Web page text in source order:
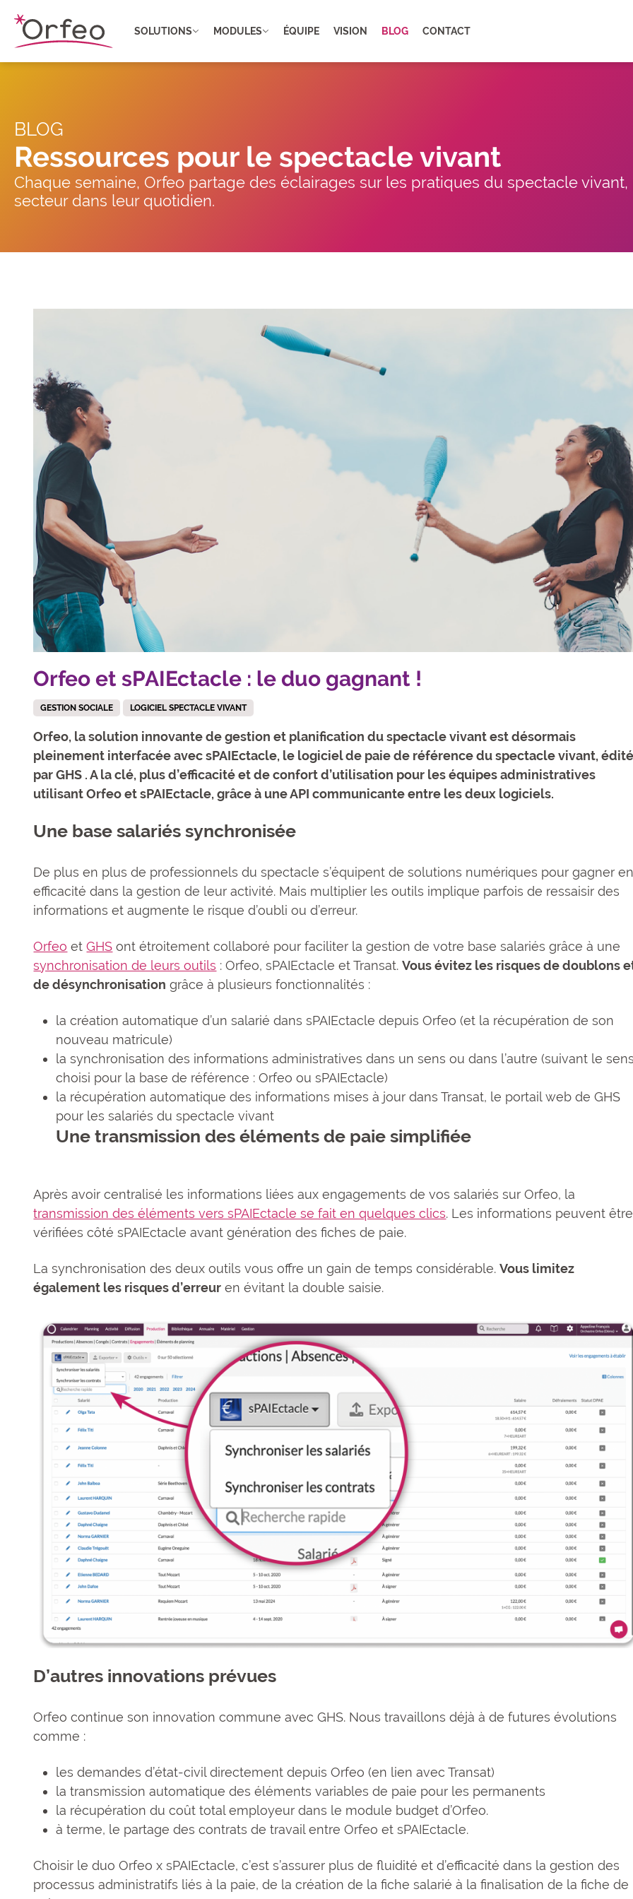
SOLUTIONS MODULES ÉQUIPE VISION BLOG CONTACT
BLOG
Ressources pour le spectacle vivant
Chaque semaine, Orfeo partage des éclairages sur les pratiques du spectacle
secteur dans leur quotidien.
Orfeo et sPAIEctacle : le duo gagnant !
GESTION SOCIALE LOGICIEL SPECTACLE VIVANT
Orfeo, la solution innovante de gestion et planification du spectacle vivant est désormais
pleinement interfacée avec sPAIEctacle, le logiciel de paie de référence du spectacle vivant, édité
par GHS . A la clé, plus d’efficacité et de confort d’utilisation pour les équipes administratives
utilisant Orfeo et sPAIEctacle, grâce à une API communicante entre les deux logiciels.
Une base salariés synchronisée
De plus en plus de professionnels du spectacle s’équipent de solutions numériques pour gagner en
efficacité dans la gestion de leur activité. Mais multiplier les outils implique parfois de ressaisir des
informations et augmente le risque d’oubli ou d’erreur.
Orfeo etGHS ont étroitement collaboré pour faciliter la gestion de votre base salariés grâce à une
synchronisation de leurs outils : Orfeo, sPAIEctacle et Transat.Vous évitez les risques de doublons
de désynchronisation grâce à plusieurs fonctionnalités :
la création automatique d’un salarié dans sPAIEctacle depuis Orfeo (et la récupération de son
nouveau matricule)
la synchronisation des informations administratives dans un sens ou dans l’autre (suivant le sens
choisi pour la base de référence : Orfeo ou sPAIEctacle)
la récupération automatique des informations mises à jour dans Transat, le portail web de GHS
pour les salariés du spectacle vivant
Une transmission des éléments de paie simplifiée
Après avoir centralisé les informations liées aux engagements de vos salariés sur Orfeo, la
transmission des éléments vers sPAIEctacle se fait en quelques clics. Les informations peuvent être
vérifiées côté sPAIEctacle avant génération des fiches de paie.
La synchronisation des deux outils vous offre un gain de temps considérable.Vous limitez
également les risques d’erreur en évitant la double saisie.
D’autres innovations prévues
Orfeo continue son innovation commune avec GHS. Nous travaillons déjà à de futures évolutions
comme :
les demandes d’état-civil directement depuis Orfeo (en lien avec Transat)
la transmission automatique des éléments variables de paie pour les permanents
la récupération du coût total employeur dans le module budget d’Orfeo.
à terme, le partage des contrats de travail entre Orfeo et sPAIEctacle.
Choisir le duo Orfeo x sPAIEctacle, c’est s’assurer plus de fluidité et d’efficacité dans la gestion des
processus administratifs liés à la paie, de la création de la fiche salarié à la finalisation de la fiche de